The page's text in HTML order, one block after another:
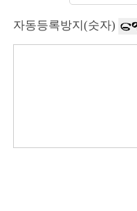
자동등록방지(숫자)